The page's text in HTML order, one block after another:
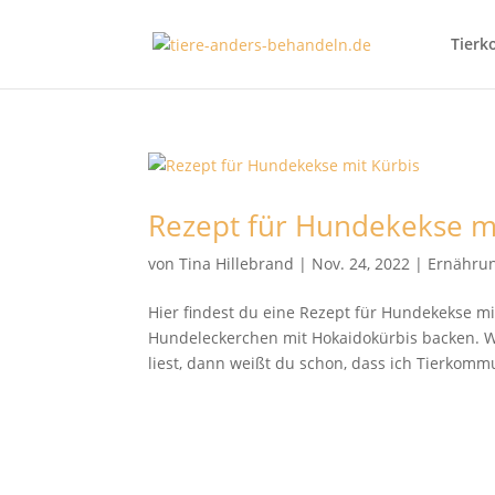
Rezept für Hundekekse
vonTina Hillebrand | Nov. 24, 2022 |
Hier findest du eine Rezept für Hundekekse
Hundeleckerchen mit Hokaidokürbis backen.
liest, dann weißt du schon, dass ich